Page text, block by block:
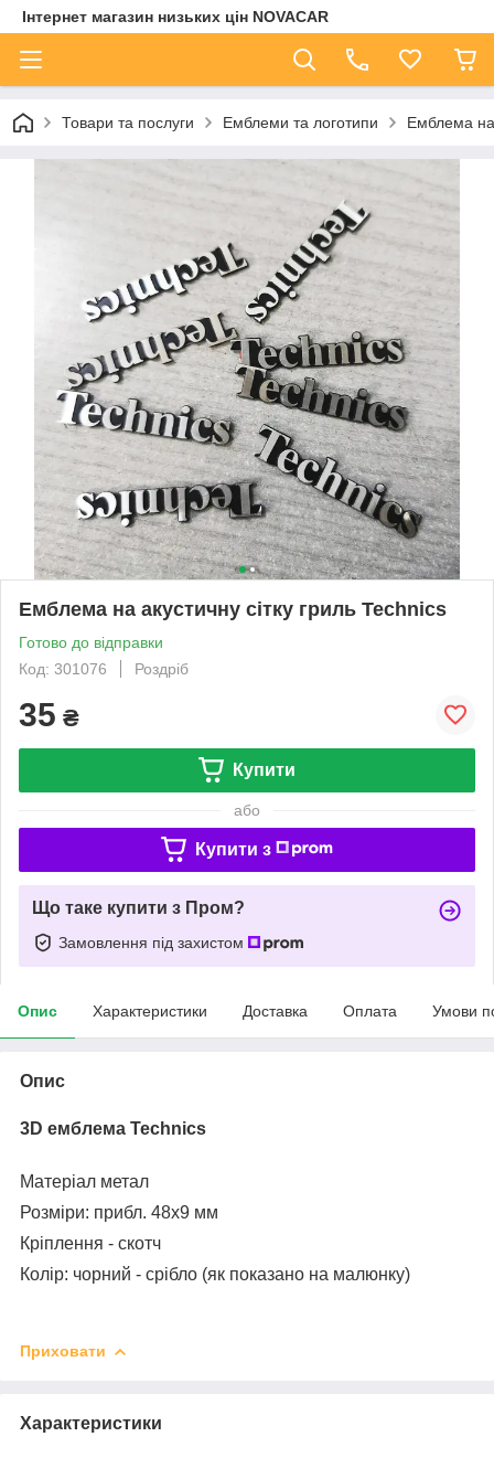
Інтернет магазин низьких цін NOVACAR
Товари та послуги Емблеми та логотипи Емблема на
Емблема на акустичну сітку гриль Technics
Готово до відправки
Код: 301076
Роздріб
35 ₴
Купити
або
Купити з
Що таке купити з Пром?
Замовлення під захистом
Опис Характеристики Доставка Оплата Умови
Опис
3D емблема Technics
Матеріал метал
Розміри: прибл. 48x9 мм
Кріплення - скотч
Колір: чорний - срібло (як показано на малюнку)
Приховати
Характеристики